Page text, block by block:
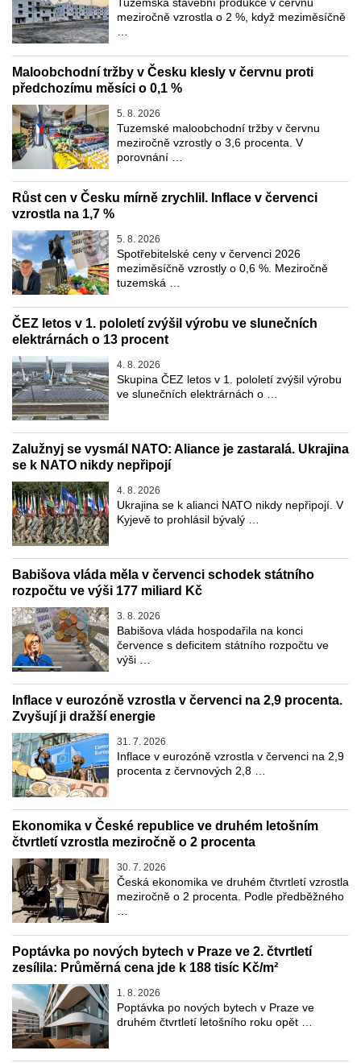
Tuzemská stavební produkce v červnu
meziročně vzrostla o 2 %, když meziměsíčně
…
Maloobchodní tržby v Česku klesly v červnu proti
předchozímu měsíci o 0,1 %
5. 8. 2026
Tuzemské maloobchodní tržby v červnu
meziročně vzrostly o 3,6 procenta. V
porovnání …
Růst cen v Česku mírně zrychlil. Inflace v červenci
vzrostla na 1,7 %
5. 8. 2026
Spotřebitelské ceny v červenci 2026
meziměsíčně vzrostly o 0,6 %. Meziročně
tuzemská …
ČEZ letos v 1. pololetí zvýšil výrobu ve slunečních
elektrárnách o 13 procent
4. 8. 2026
Skupina ČEZ letos v 1. pololetí zvýšil výrobu
ve slunečních elektrárnách o …
Zalužnyj se vysmál NATO: Aliance je zastaralá. Ukrajina
se k NATO nikdy nepřipojí
4. 8. 2026
Ukrajina se k alianci NATO nikdy nepřipojí. V
Kyjevě to prohlásil bývalý …
Babišova vláda měla v červenci schodek státního
rozpočtu ve výši 177 miliard Kč
3. 8. 2026
Babišova vláda hospodařila na konci
července s deficitem státního rozpočtu ve
výši …
Inflace v eurozóně vzrostla v červenci na 2,9 procenta.
Zvyšují ji dražší energie
31. 7. 2026
Inflace v eurozóně vzrostla v červenci na 2,9
procenta z červnových 2,8 …
Ekonomika v České republice ve druhém letošním
čtvrtletí vzrostla meziročně o 2 procenta
30. 7. 2026
Česká ekonomika ve druhém čtvrtletí vzrostla
meziročně o 2 procenta. Podle předběžného
…
Poptávka po nových bytech v Praze ve 2. čtvrtletí
zesílila: Průměrná cena jde k 188 tisíc Kč/m²
1. 8. 2026
Poptávka po nových bytech v Praze ve
druhém čtvrtletí letošního roku opět …